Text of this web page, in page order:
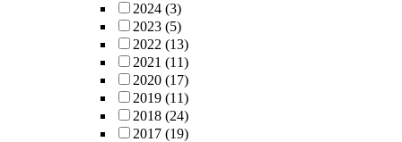
2024 (3)
2023 (5)
2022 (13)
2021 (11)
2020 (17)
2019 (11)
2018 (24)
2017 (19)